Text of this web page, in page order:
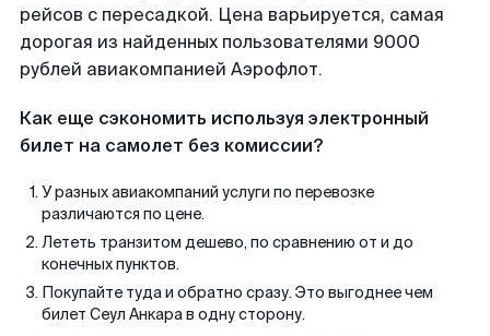
рейсов с пересадкой. Цена варьируется, самая
дорогая из найденных пользователями 9000
рублей авиакомпанией Аэрофлот.
Как еще сэкономить используя электронный
билет на самолет без комиссии?
У разных авиакомпаний услуги по перевозке
различаются по цене.
Лететь транзитом дешево, по сравнению от и до
конечных пунктов.
Покупайте туда и обратно сразу. Это выгоднее чем
билет Сеул Анкара в одну сторону.